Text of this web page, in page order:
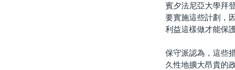
賓夕法尼亞大學拜
要實施這些計劃，
利益這樣做才能保
保守派認為，這些
久性地擴大昂貴的